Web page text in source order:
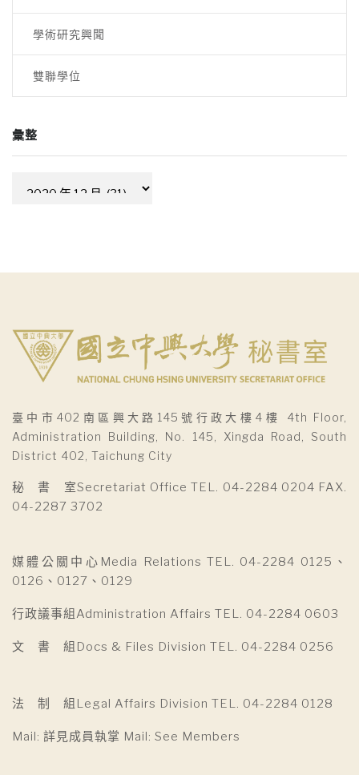
學術研究興聞
雙聯學位
彙整
臺中市402南區興大路145號行政大樓4樓 4th Floor,
Administration Building, No. 145, Xingda Road, South
District 402, Taichung City
秘 書 室Secretariat Office TEL. 04-2284 0204 FAX.
04-2287 3702
媒體公關中心Media Relations TEL. 04-2284 0125、
0126、0127、0129
行政議事組Administration Affairs TEL. 04-2284 0603
文 書 組Docs & Files Division TEL. 04-2284 0256
法 制 組Legal Affairs Division TEL. 04-2284 0128
Mail: 詳見成員執掌 Mail: See Members